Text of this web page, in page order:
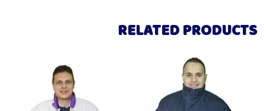
RELATED PRODUCTS